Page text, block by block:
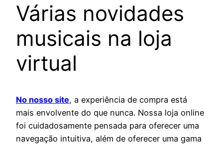
Várias novidades
musicais na loja
virtual
No nosso site, a experiência de compra está
mais envolvente do que nunca. Nossa loja online
foi cuidadosamente pensada para oferecer uma
navegação intuitiva, além de oferecer uma gama